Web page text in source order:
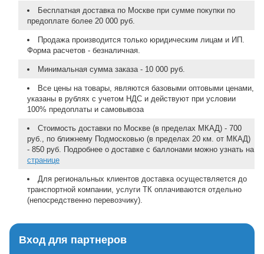
Бесплатная доставка по Москве при сумме покупки по
предоплате более 20 000 руб.
Продажа производится только юридическим лицам и ИП.
Форма расчетов - безналичная.
Минимальная сумма заказа - 10 000 руб.
Все цены на товары, являются базовыми оптовыми ценами,
указаны в рублях с учетом НДС и действуют при условии
100% предоплаты и самовывоза
Стоимость доставки по Москве (в пределах МКАД) - 700
руб., по ближнему Подмосковью (в пределах 20 км. от МКАД)
- 850 руб. Подробнее о доставке с баллонами можно узнать на
странице
Для региональных клиентов доставка осуществляется до
транспортной компании, услуги ТК оплачиваются отдельно
(непосредственно перевозчику).
Вход для партнеров